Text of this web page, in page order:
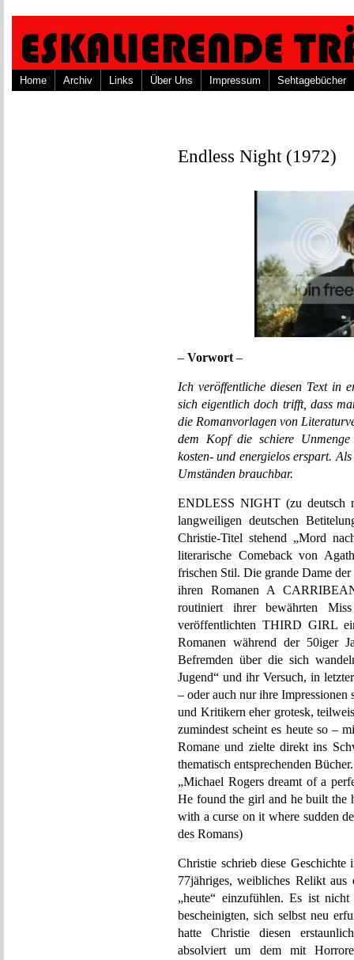
Home Archiv Links Über Uns Impressum Sehtagebücher
Endless Night (1972)
– Vorwort –
Ich veröffentliche diesen Text in
sich eigentlich doch trifft, dass
die Romanvorlagen von
dem Kopf die schiere
kosten- und energielos erspart.
Umständen brauchbar.
ENDLESS NIGHT (zu deutsch
langweiligen deutschen
Christie-Titel stehend „Mord
literarische Comeback von
frischen Stil. Die grande Dame
ihren Romanen A
routiniert ihrer bewährten
veröffentlichten THIRD GIRL
Romanen während der 50iger
Befremden über die sich
Jugend“ und ihr Versuch, in
– oder auch nur ihre Impressionen
und Kritikern eher grotesk,
zumindest scheint es heute so –
Romane und zielte direkt ins
thematisch entsprechenden Bücher.
„Michael Rogers dreamt of a
He found the girl and he built the
with a curse on it where sudden
des Romans)
Christie schrieb diese
77jähriges, weibliches Relikt
„heute“ einzufühlen. Es ist
bescheinigten, sich selbst neu
hatte Christie diesen
absolviert um dem mit